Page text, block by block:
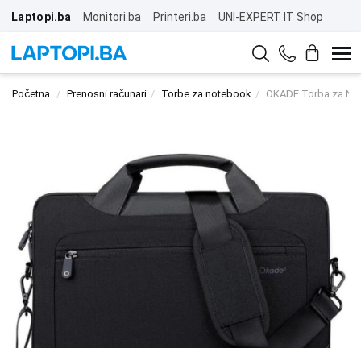
Laptopi.ba Monitori.ba Printeri.ba UNI-EXPERT IT Shop
Početna Prenosni računari Torbe za notebook OKADE Torba za